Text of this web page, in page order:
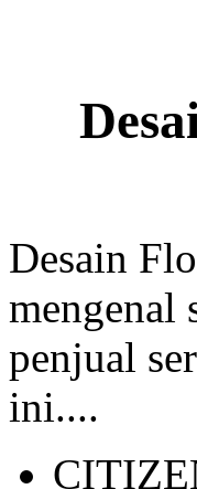
Desain
mengenal
penjual
ini....